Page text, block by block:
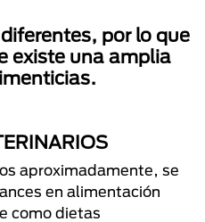
por lo que
existe una amplia
aproximadamente, se
en alimentación
como dietas